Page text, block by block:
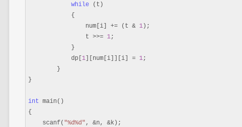
while (t)
            {
                num[i]
+= (t & 1 );
                t
>>= 1;
            }
            dp[
1 ][num[i]][i] = 1;
        }
}
int main()
{
    scanf(
"%d%d" , &n, &k);